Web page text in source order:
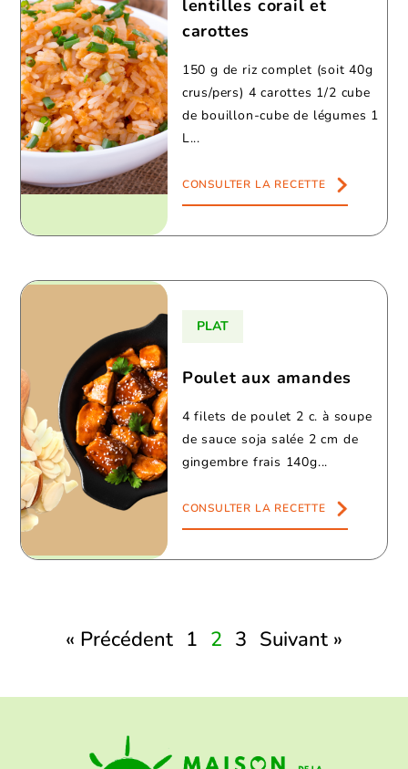
lentilles corail et
carottes
150 g de riz complet (soit 40g
crus/pers) 4 carottes 1/2 cube
de bouillon-cube de légumes 1
L...
CONSULTER LA RECETTE
PLAT
Poulet aux amandes
4 filets de poulet 2 c. à soupe
de sauce soja salée 2 cm de
gingembre frais 140g...
CONSULTER LA RECETTE
« Précédent 1 2 3 Suivant »